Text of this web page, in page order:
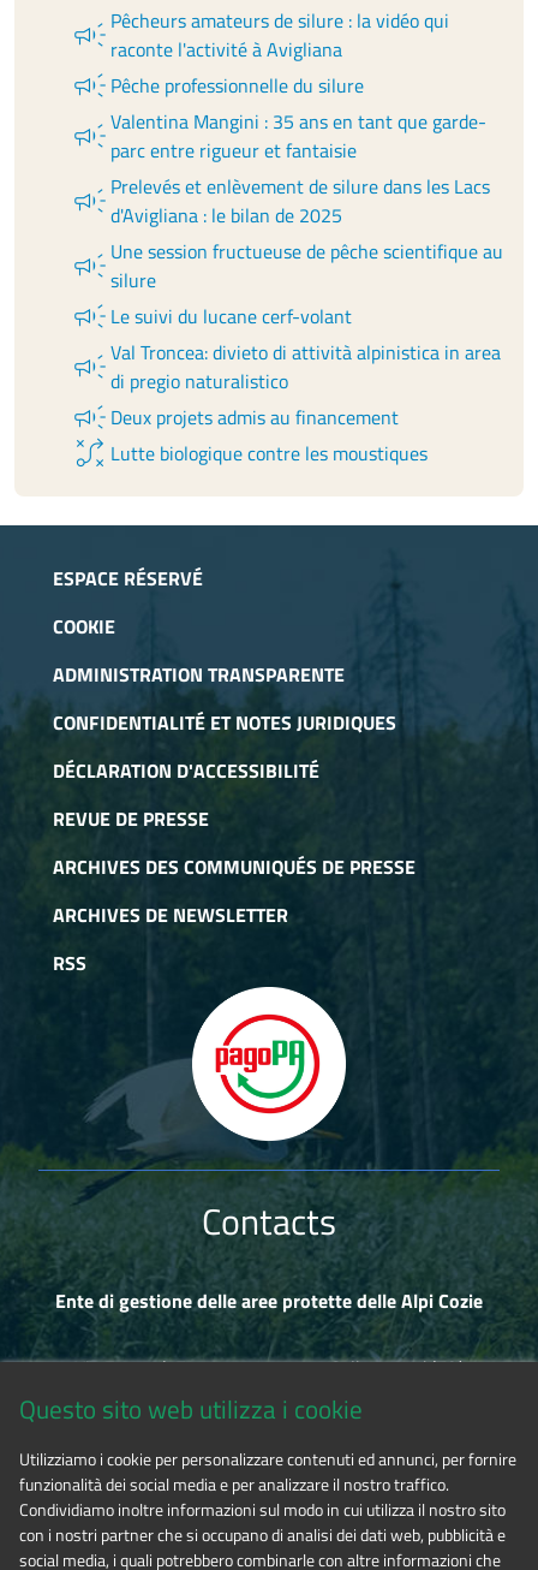
campaign Pêcheurs amateurs de silure : la vidéo qui
raconte l'activité à Avigliana
campaign Pêche professionnelle du silure
campaignValentina Mangini : 35 ans en tant que garde-
parc entre rigueur et fantaisie
campaign Prelevés et enlèvement de silure dans les Lacs
d'Avigliana : le bilan de 2025
campaign Une session fructueuse de pêche scientifique au
silure
campaign Le suivi du lucane cerf-volant
campaignVal Troncea: divieto di attività alpinistica in area
di pregio naturalistico
campaign Deux projets admis au financement
tactic Lutte biologique contre les moustiques
ESPACE RÉSERVÉ
COOKIE
ADMINISTRATION TRANSPARENTE
CONFIDENTIALITÉ ET NOTES JURIDIQUES
DÉCLARATION D'ACCESSIBILITÉ
REVUE DE PRESSE
ARCHIVES DES COMMUNIQUÉS DE PRESSE
ARCHIVES DE NEWSLETTER
RSS
Contacts
Ente di gestione delle aree protette delle Alpi Cozie
Via Fransuà Fontan, 1 - 10050 Salbertrand (TO)
Tel. 0122.854720
Questo sito web utilizza i cookie
Utilizziamo i cookie per personalizzare contenuti ed annunci, per fornire
funzionalità dei social media e per analizzare il nostro traffico.
Condividiamo inoltre informazioni sul modo in cui utilizza il nostro sito
con i nostri partner che si occupano di analisi dei dati web, pubblicità e
social media, i quali potrebbero combinarle con altre informazioni che